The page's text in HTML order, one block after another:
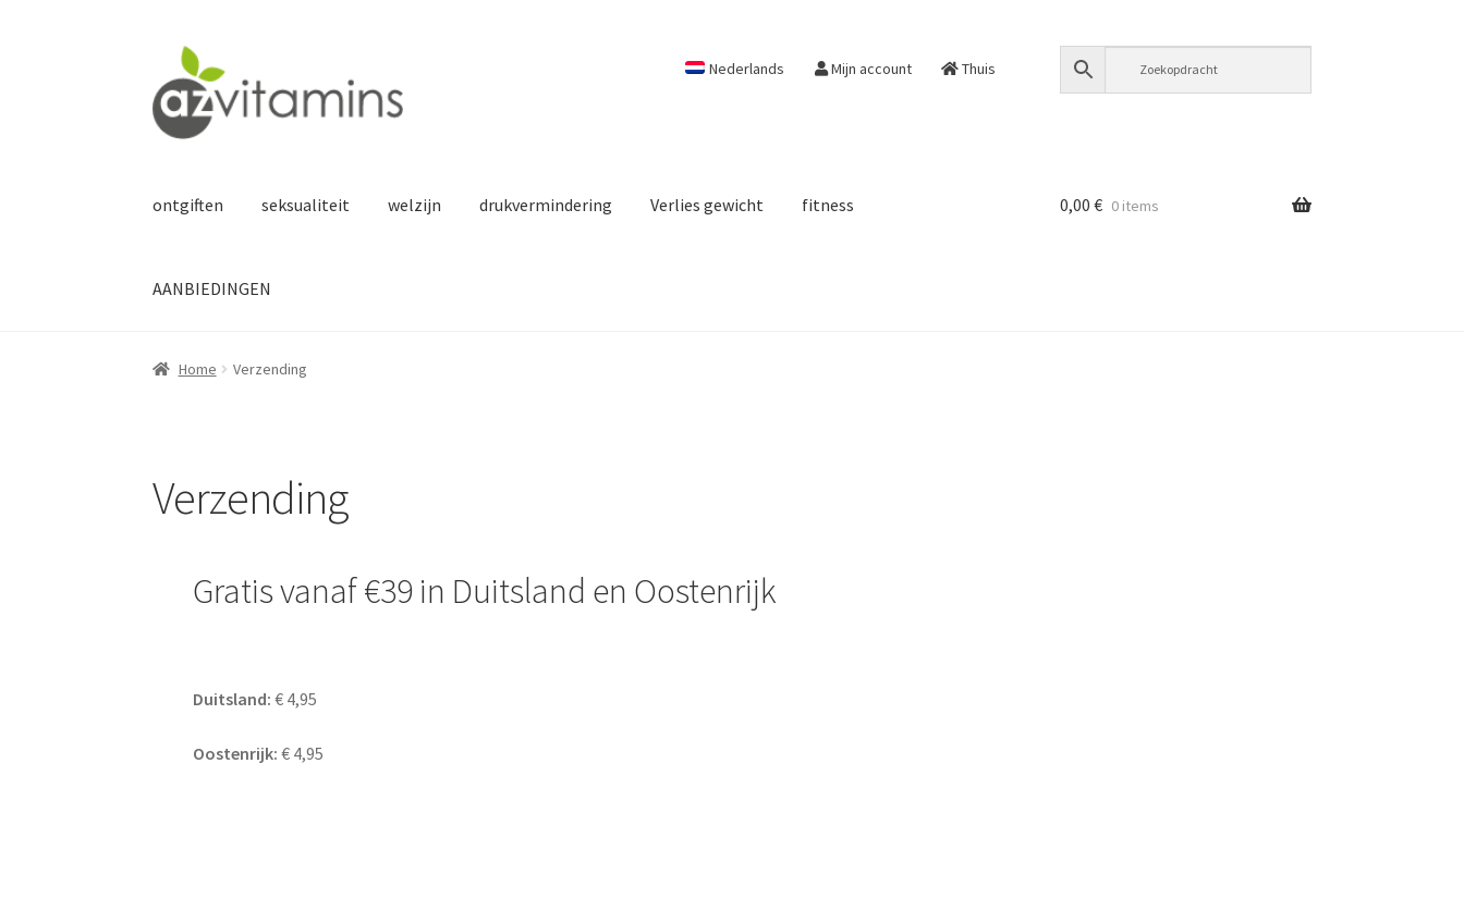
door
naar
navigatie
naar
de
inhoud
Nederlands Mijn account Thuis
ontgiften seksualiteit welzijn drukvermindering Verlies gewicht fitness
AANBIEDINGEN
0,00 € 0 items
Home Verzending
Verzending
Gratis vanaf €39 in Duitsland en Oostenrijk
Duitsland: € 4,95
Oostenrijk: € 4,95